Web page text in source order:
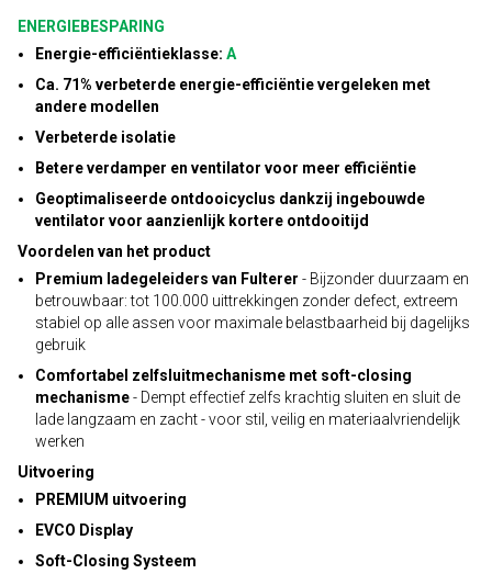
ENERGIEBESPARING
Energie-efficiëntieklasse: A
Ca. 71% verbeterde energie-efficiëntie vergeleken met
andere modellen
Verbeterde isolatie
Betere verdamper en ventilator voor meer efficiëntie
Geoptimaliseerde ontdooicyclus dankzij ingebouwde
ventilator voor aanzienlijk kortere ontdooitijd
Voordelen van het product
Premium ladegeleiders van Fulterer - Bijzonder duurzaam en
betrouwbaar: tot 100.000 uittrekkingen zonder defect, extreem
stabiel op alle assen voor maximale belastbaarheid bij dagelijks
gebruik
Comfortabel zelfsluitmechanisme met soft-closing
mechanisme- Dempt effectief zelfs krachtig sluiten en sluit de
lade langzaam en zacht - voor stil, veilig en materiaalvriendelijk
werken
Uitvoering
PREMIUM uitvoering
EVCO Display
Soft-Closing Systeem